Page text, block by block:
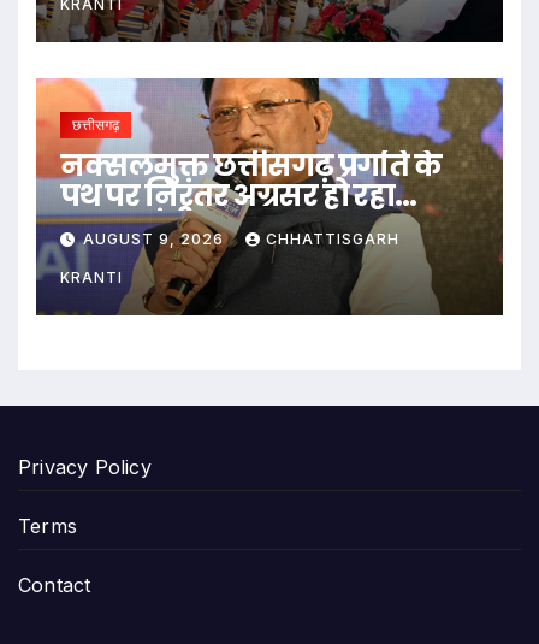
KRANTI
छत्तीसगढ़
नक्सलमुक्त छत्तीसगढ़ प्रगति के
पथ पर निरंतर अग्रसर हो रहा
-मुख्यमंत्री साय
AUGUST 9, 2026 CHHATTISGARH
KRANTI
Privacy Policy
Terms
Contact